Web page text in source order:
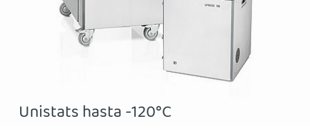
Unistats hasta -120°C